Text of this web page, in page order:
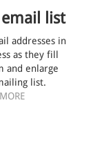
email list
addresses in
as they fill
and enlarge
list.
MORE